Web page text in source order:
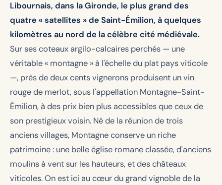
Libournais, dans la Gironde, le plus grand des
quatre « satellites » de Saint-Émilion, à quelques
kilomètres au nord de la célèbre cité médiévale.
Sur ses coteaux argilo-calcaires perchés — une
véritable « montagne » à l'échelle du plat pays viticole
—, près de deux cents vignerons produisent un vin
rouge de merlot, sous l'appellation Montagne-Saint-
Émilion, à des prix bien plus accessibles que ceux de
son prestigieux voisin. Né de la réunion de trois
anciens villages, Montagne conserve un riche
patrimoine : une belle église romane classée, d'anciens
moulins à vent sur les hauteurs, et des châteaux
viticoles. On est ici au cœur du grand vignoble de la